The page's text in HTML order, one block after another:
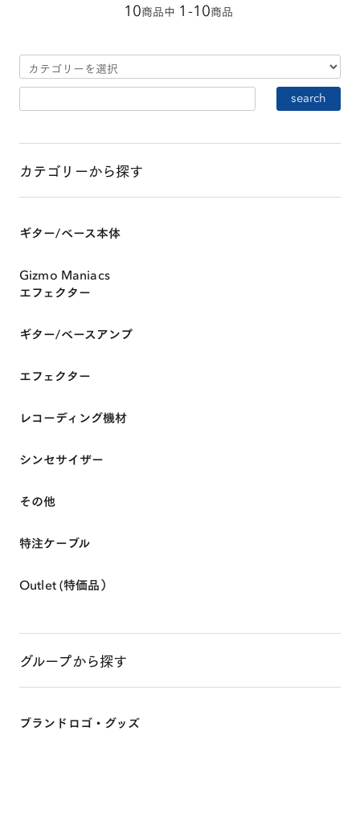
0
10商品中 1-10商品
カテゴリーから探す
ギター/ベース本体
Gizmo Maniacs
エフェクター
ギター/ベースアンプ
エフェクター
レコーディング機材
シンセサイザー
その他
特注ケーブル
Outlet (特価品）
グループから探す
ブランドロゴ・グッズ